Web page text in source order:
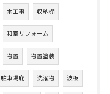
木工事 収納棚
和室リフォーム
物置 物置塗装
駐車場庇 洗濯物 波板